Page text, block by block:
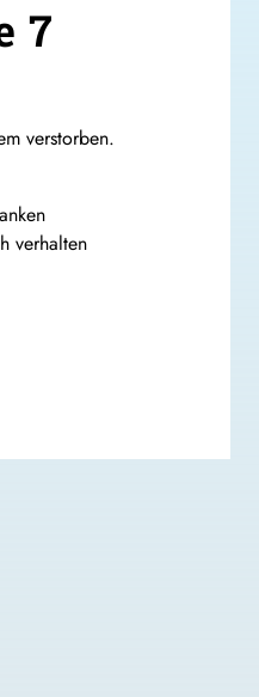
7
verstorben.
verhalten